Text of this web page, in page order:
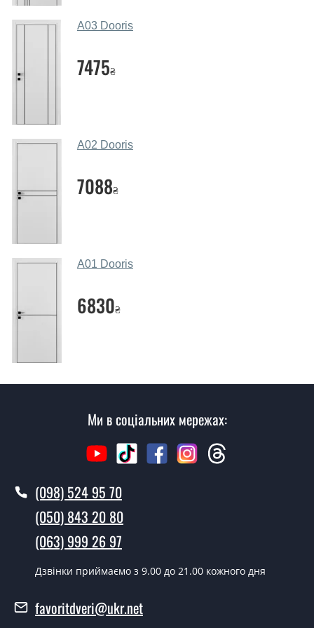
салоні-магазині.
ваших міжкімнатних дверей?
накладками товщиною 20 мм. Завдяки такій товщині
МДФ, вся конструкція виходить дуже міцною та
Які дверні полотна порадите?
дверних полотен проводиться індивідуально для
кожного відвідувача.
Так, робимо. Наші фахівці можуть зробити замір та
консультації Ви можете оформити заявку, не
Ви робите установку дверних
Так робимо. Монтаж дверних полотен проводиться
згідно з чергою, у всі дні крім неділі.
Скільки коштує встановлення дверей
A05?
Можна на сьогодні викликати
A03 Dooris
7475₴
A02 Dooris
7088₴
A01 Dooris
6830₴
Ми в соціальних мережах:
(098) 524 95 70
(050) 843 20 80
(063) 999 26 97
Дзвінки приймаємо з 9.00 до 21.00 кожного дня
favoritdveri@ukr.net